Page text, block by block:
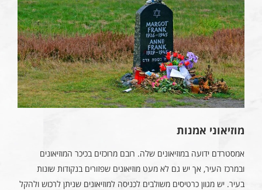
מוזיאוני אמנות
אמסטרדם ידועה במוזיאונים שלה. רובם מרוכזים בכיכר המוזיאונים
ובמרכז העיר, אך יש גם לא מעט מוזיאונים שפזורים בנקודות שונות
בעיר. יש מגוון כרטיסים משולבים לכניסה למוזיאונים שניתן לרכוש ולהקל